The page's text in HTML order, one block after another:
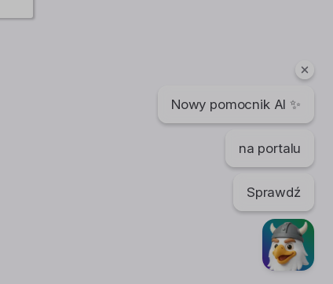
Nowy pomocnik AI ✨
na portalu
Sprawdź